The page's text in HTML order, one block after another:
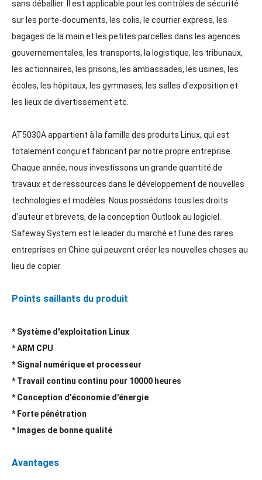
sans déballier. Il est applicable pour les contrôles de sécurité
sur les porte-documents, les colis, le courrier express, les
bagages de la main et les petites parcelles dans les agences
gouvernementales, les transports, la logistique, les tribunaux,
les actionnaires, les prisons, les ambassades, les usines, les
écoles, les hôpitaux, les gymnases, les salles d'exposition et
les lieux de divertissement etc.
AT5030A appartient à la famille des produits Linux, qui est
totalement conçu et fabricant par notre propre entreprise.
Chaque année, nous investissons un grande quantité de
travaux et de ressources dans le développement de nouvelles
technologies et modèles. Nous possédons tous les droits
d'auteur et brevets, de la conception Outlook au logiciel.
Safeway System est le leader du marché et l'une des rares
entreprises en Chine qui peuvent créer les nouvelles choses au
lieu de copier.
Points saillants du produit
* Système d'exploitation Linux
* ARM CPU
* Signal numérique et processeur
* Travail continu continu pour 10000 heures
* Conception d'économie d'énergie
* Forte pénétration
* Images de bonne qualité
Avantages